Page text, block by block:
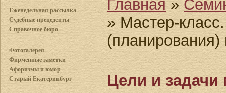
Еженедельная рассылка
Судебные прецеденты
Справочное бюро
Фотогалерея
Фирменные заметки
Афоризмы и юмор
Старый Екатеринбург
Главная»
» Мастер-
(планирования)
Цели и задачи